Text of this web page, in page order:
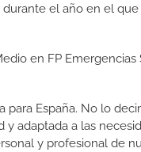
el año en el
en FP Emergencias
España. No lo
adaptada a las
y profesional de